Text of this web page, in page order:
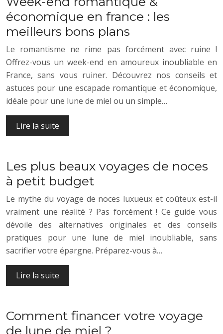
économique en france : les
meilleurs bons plans
Le romantisme ne rime pas forcément avec ruine !
Offrez-vous un week-end en amoureux inoubliable en
France, sans vous ruiner. Découvrez nos conseils et
astuces pour une escapade romantique et économique,
idéale pour une lune de miel ou un simple…
Lire la suite
Les plus beaux voyages de noces
à petit budget
Le mythe du voyage de noces luxueux et coûteux est-il
vraiment une réalité ? Pas forcément ! Ce guide vous
dévoile des alternatives originales et des conseils
pratiques pour une lune de miel inoubliable, sans
sacrifier votre épargne. Préparez-vous à…
Lire la suite
Comment financer votre voyage
de lune de miel ?